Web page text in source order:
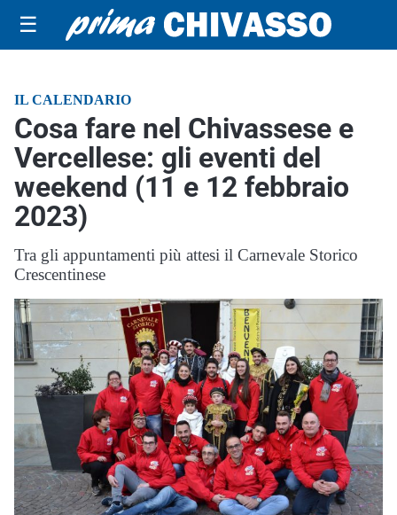
☰
IL CALENDARIO
Cosa fare nel Chivassese e
Vercellese: gli eventi del
weekend (11 e 12 febbraio
2023)
Tra gli appuntamenti più attesi il Carnevale Storico
Crescentinese